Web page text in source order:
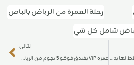
رحلة العمرة من الرياض بالباص
شامل كل شي
عمرة نهاية الأسبوع كيف تخطط لها بدون إرهاق؟
التالي
عمرة VIP بفندق فوكو 5 نجوم من الرياض